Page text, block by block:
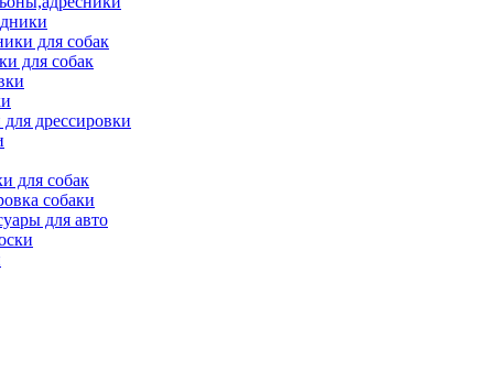
для собак
для собак
дрессировки
для собак
собаки
для авто